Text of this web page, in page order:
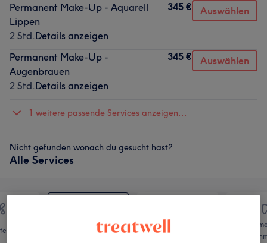
Permanent Make-Up - Aquarell
Lippen
2 Std.Details anzeigen
345 € Auswählen
Permanent Make-Up -
Augenbrauen
2 Std.Details anzeigen
345 € Auswählen
1 weitere passende Services anzeigen...
Nicht gefunden wonach du gesucht hast?
Alle Services
Gesicht Körper